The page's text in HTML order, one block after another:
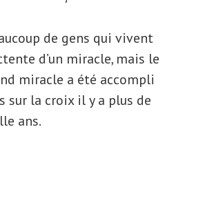
de gens qui vivent
d’un miracle, mais le
miracle a été accompli
sur la croix il y a plus de
ans.